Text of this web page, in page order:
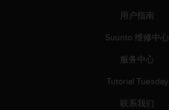
用户指南
Suunto 维修中心
服务中心
Tutorial Tuesday
联系我们